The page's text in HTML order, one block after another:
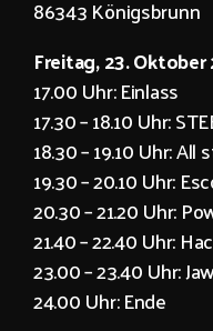
86343 Königsbrunn
Freitag, 23.
17.00 Uhr: Einlass
17.30 – 18.10 Uhr:
18.30 – 19.10 Uhr: All
19.30 – 20.10 Uhr:
20.30 – 21.20 Uhr:
21.40 – 22.40 Uhr:
23.00 – 23.40 Uhr:
24.00 Uhr: Ende